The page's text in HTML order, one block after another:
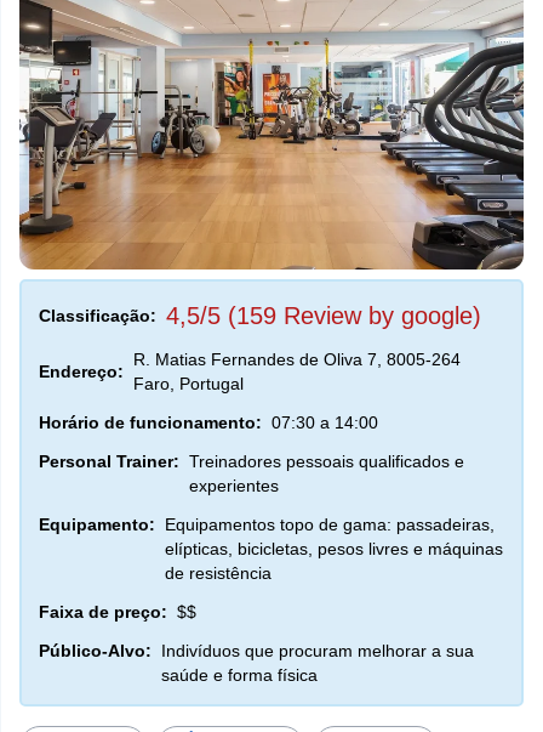
Classificação: 4,5/5 (159 Review by google)
Endereço:
R. Matias Fernandes de Oliva 7, 8005-264
Faro, Portugal
Horário de funcionamento: 07:30 a 14:00
Personal Trainer: Treinadores pessoais qualificados e
experientes
Equipamento:
Equipamentos topo de gama: passadeiras,
elípticas, bicicletas, pesos livres e máquinas
de resistência
Faixa de preço: $$
Público-Alvo:
Indivíduos que procuram melhorar a sua
saúde e forma física